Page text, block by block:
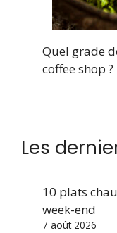
Quel grade
coffee shop ?
Les
10 plats
week-end
7 août 2026